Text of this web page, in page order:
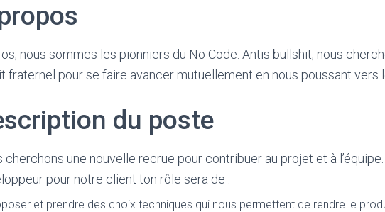
nous sommes les pionniers du No Code. Antis bullshit, nous
fraternel pour se faire avancer mutuellement en nous poussant vers
du poste
cherchons une nouvelle recrue pour contribuer au projet et à
pour notre client ton rôle sera de :
et prendre des choix techniques qui nous permettent de rendre le